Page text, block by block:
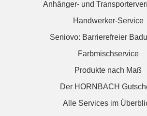
Anhänger- und
Handwerker-Service
Seniovo: Barrierefreier
Farbmischservice
Produkte nach Maß
Der HORNBACH
Alle Services im